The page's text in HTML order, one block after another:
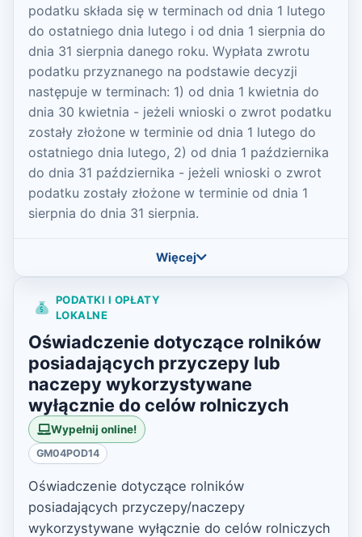
podatku składa się w terminach od dnia 1 lutego
do ostatniego dnia lutego i od dnia 1 sierpnia do
dnia 31 sierpnia danego roku. Wypłata zwrotu
podatku przyznanego na podstawie decyzji
następuje w terminach: 1) od dnia 1 kwietnia do
dnia 30 kwietnia - jeżeli wnioski o zwrot podatku
zostały złożone w terminie od dnia 1 lutego do
ostatniego dnia lutego, 2) od dnia 1 października
do dnia 31 października - jeżeli wnioski o zwrot
podatku zostały złożone w terminie od dnia 1
sierpnia do dnia 31 sierpnia.
Więcej
PODATKI I OPŁATY
LOKALNE
Oświadczenie dotyczące rolników
posiadających przyczepy lub
naczepy wykorzystywane
wyłącznie do celów rolniczych
Wypełnij online!
GM04POD14
Oświadczenie dotyczące rolników
posiadających przyczepy/naczepy
wykorzystywane wyłącznie do celów rolniczych